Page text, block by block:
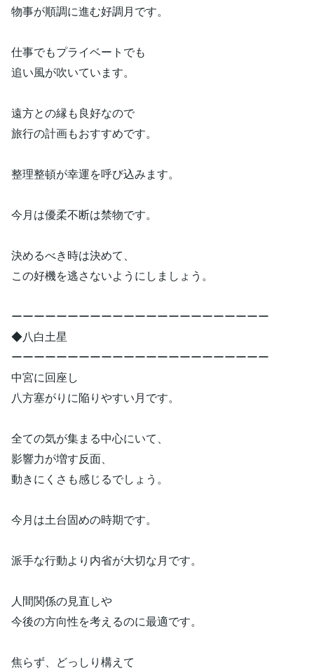
物事が順調に進む好調月です。
仕事でもプライベートでも
追い風が吹いています。
遠方との縁も良好なので
旅行の計画もおすすめです。
整理整頓が幸運を呼び込みます。
今月は優柔不断は禁物です。
決めるべき時は決めて、
この好機を逃さないようにしましょう。
ーーーーーーーーーーーーーーーーーーーーーーー
◆八白土星
ーーーーーーーーーーーーーーーーーーーーーーー
中宮に回座し
八方塞がりに陥りやすい月です。
全ての気が集まる中心にいて、
影響力が増す反面、
動きにくさも感じるでしょう。
今月は土台固めの時期です。
派手な行動より内省が大切な月です。
人間関係の見直しや
今後の方向性を考えるのに最適です。
焦らず、どっしり構えて